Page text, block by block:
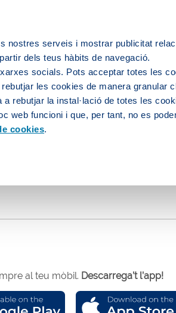
nostres serveis i mostrar publicitat
dels teus hàbits de navegació.
socials. Pots acceptar totes les
les cookies de manera granular
a rebutjar la instal·lació de totes les
web funcioni i que, per tant, no es
cookies.
L’aigua de la teva ciutat
al teu mòbil. Descarrega’t l’app!